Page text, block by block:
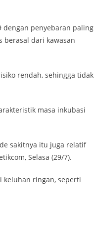
dengan penyebaran paling
berasal dari kawasan
rendah, sehingga tidak
masa inkubasi
sakitnya itu juga relatif
Selasa (29/7).
keluhan ringan, seperti